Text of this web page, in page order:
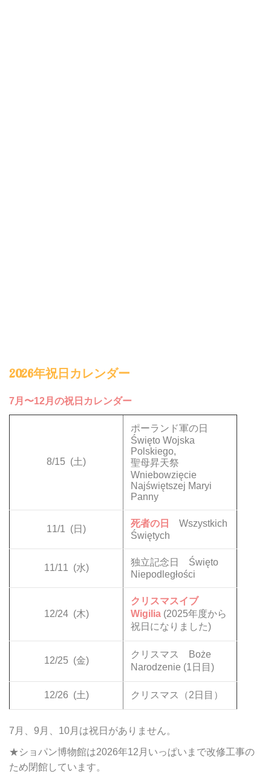
2026年祝日カレンダー
7月〜12月の祝日カレンダー
8/15 (土)
ポーランド軍の日
Święto Wojska
Polskiego,
聖母昇天祭
Wniebowzięcie
Najświętszej Maryi
Panny
11/1 (日)
死者の日
Wszystkich
Świętych
11/11 (水)
独立記念日 Święto
Niepodległości
12/24 (木)
クリスマスイブ
Wigilia (2025年度から
祝日になりました)
12/25 (金)
クリスマス Boże
Narodzenie (1日目)
12/26 (土) クリスマス（2日目）
7月、9月、10月は祝日がありません。
★ショパン博物館は2026年12月いっぱいまで改修工事の
ため閉館しています。